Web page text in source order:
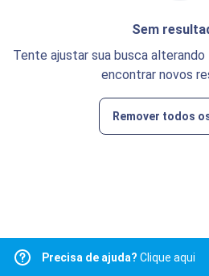
Sem
Tente ajustar sua busca
encontrar novos
Remover todos
Precisa de ajuda? Clique aqui